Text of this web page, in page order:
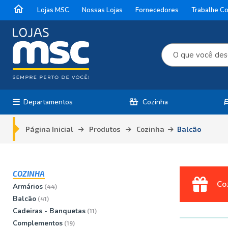
home Lojas MSC Nossas Lojas Fornecedores Trabalhe
Departamentos countertops Cozinha
Página Inicial Produtos Cozinha Balcão
COZINHA
Armários (44)
Balcão (41)
Cadeiras - Banquetas (11)
Complementos (19)